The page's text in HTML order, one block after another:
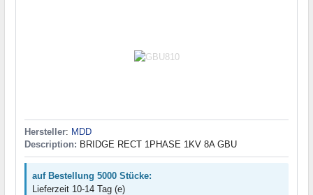
Hersteller: MDD
Description: BRIDGE RECT 1PHASE 1KV 8A GBU
auf Bestellung 5000 Stücke:
Lieferzeit 10-14 Tag (e)